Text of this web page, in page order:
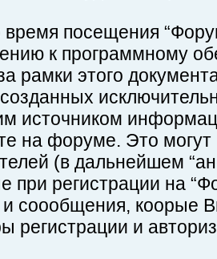
время посещения
к программному
рамки этого
источником
на форуме. Это
(в дальнейшем
при регистрации на
и соообщения, коорые
регистрации и